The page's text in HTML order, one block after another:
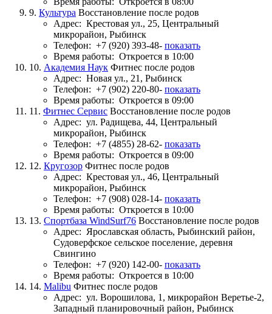
9. Культура Восстановление после родов
Адрес: Крестовая ул., 25, Центральный
микрорайон, Рыбинск
Телефон: +7 (920) 393-48- показать
Время работы: Откроется в 10:00
10. Академия Наук Фитнес после родов
Адрес: Новая ул., 21, Рыбинск
Телефон: +7 (902) 220-80- показать
Время работы: Откроется в 09:00
11. Фитнес Сервис Восстановление после родов
Адрес: ул. Радищева, 44, Центральный
микрорайон, Рыбинск
Телефон: +7 (4855) 28-62- показать
Время работы: Откроется в 09:00
12. Кругозор Фитнес после родов
Адрес: Крестовая ул., 46, Центральный
микрорайон, Рыбинск
Телефон: +7 (908) 028-14- показать
Время работы: Откроется в 10:00
13. Спортбаза WindSurf76 Восстановление после родов
Адрес: Ярославская область, Рыбинский район,
Судоверфское сельское поселение, деревня
Свингино
Телефон: +7 (920) 142-00- показать
Время работы: Откроется в 10:00
14. Malibu Фитнес после родов
Адрес: ул. Ворошилова, 1, микрорайон Веретье-2,
Западный планировочный район, Рыбинск